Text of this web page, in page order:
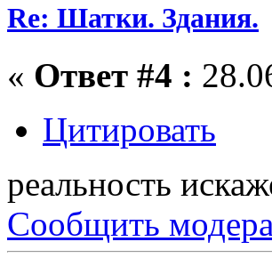
Re: Шатки. Здания.
« Ответ #4 :
Цитировать
реальность
Сообщить